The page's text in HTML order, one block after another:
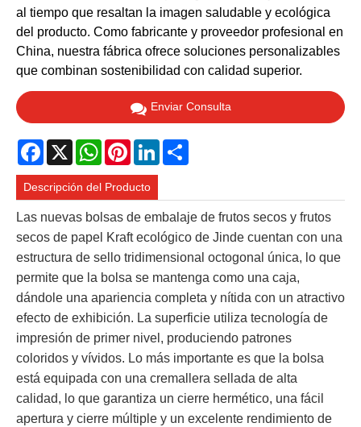
al tiempo que resaltan la imagen saludable y ecológica
del producto. Como fabricante y proveedor profesional en
China, nuestra fábrica ofrece soluciones personalizables
que combinan sostenibilidad con calidad superior.
Enviar Consulta
Facebook
X WhatsAppPinterestLinkedIn
Descripción del Producto
Las nuevas bolsas de embalaje de frutos secos y frutos
secos de papel Kraft ecológico de Jinde cuentan con una
estructura de sello tridimensional octogonal única, lo que
permite que la bolsa se mantenga como una caja,
dándole una apariencia completa y nítida con un atractivo
efecto de exhibición. La superficie utiliza tecnología de
impresión de primer nivel, produciendo patrones
coloridos y vívidos. Lo más importante es que la bolsa
está equipada con una cremallera sellada de alta
calidad, lo que garantiza un cierre hermético, una fácil
apertura y cierre múltiple y un excelente rendimiento de